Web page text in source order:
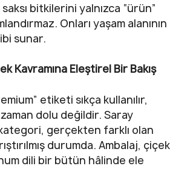
bitkilerini yalnızca “ürün”
Onları yaşam alanının
sunar.
Kavramına Eleştirel Bir Bakış
etiketi sıkça kullanılır,
dolu değildir. Saray
gerçekten farklı olan
durumda. Ambalaj, çiçek
dili bir bütün hâlinde ele